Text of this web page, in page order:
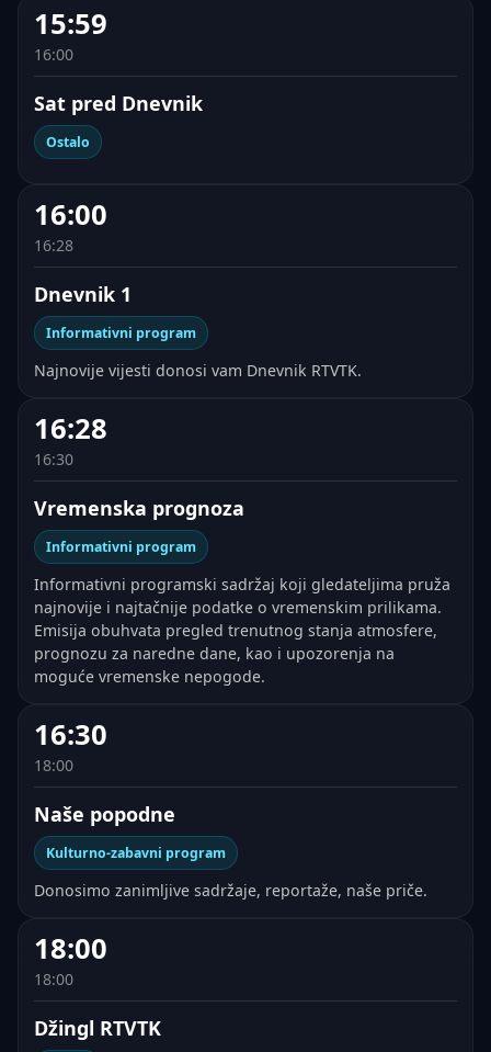
15:59
16:00
Sat pred Dnevnik
Ostalo
16:00
16:28
Dnevnik 1
Informativni program
Najnovije vijesti donosi vam Dnevnik RTVTK.
16:28
16:30
Vremenska prognoza
Informativni program
Informativni programski sadržaj koji gledateljima pruža
najnovije i najtačnije podatke o vremenskim prilikama.
Emisija obuhvata pregled trenutnog stanja atmosfere,
prognozu za naredne dane, kao i upozorenja na
moguće vremenske nepogode.
16:30
18:00
Naše popodne
Kulturno-zabavni program
Donosimo zanimljive sadržaje, reportaže, naše priče.
18:00
18:00
Džingl RTVTK